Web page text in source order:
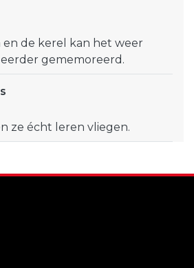
de kerel kan het weer
gememoreerd.
ze écht leren vliegen.